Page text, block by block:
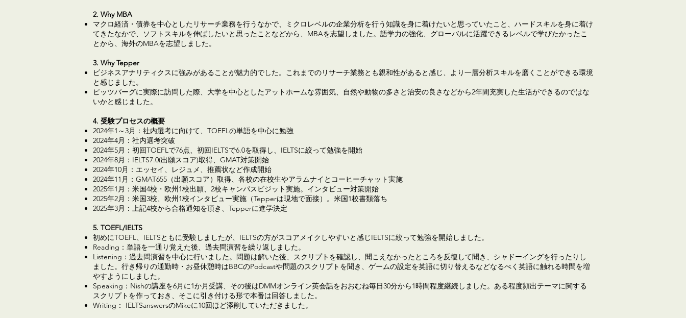
2. Why MBA
マクロ経済・債券を中心としたリサーチ業務を行うなかで、ミクロレベルの企業分析を行う知識を身に着けたいと思っていたこと、ハードスキルを身に着け
てきたなかで、ソフトスキルを伸ばしたいと思ったことなどから、MBAを志望しました。語学力の強化、グローバルに活躍できるレベルで学びたかったこ
とから、海外のMBAを志望しました。
3. Why Tepper
ビジネスアナリティクスに強みがあることが魅力的でした。これまでのリサーチ業務とも親和性があると感じ、より一層分析スキルを磨くことができる環境
と感じました。
ピッツバーグに実際に訪問した際、大学を中心としたアットホームな雰囲気、自然や動物の多さと治安の良さなどから2年間充実した生活ができるのではな
いかと感じました。
4. 受験プロセスの概要
2024年1～3月：社内選考に向けて、TOEFLの単語を中心に勉強
2024年4月：社内選考突破
2024年5月：初回TOEFLで76点、初回IELTSで6.0を取得し、IELTSに絞って勉強を開始
2024年8月：IELTS7.0(出願スコア)取得、GMAT対策開始
2024年10月：エッセイ、レジュメ、推薦状など作成開始
2024年11月：GMAT655（出願スコア）取得、各校の在校生やアラムナイとコーヒーチャット実施
2025年1月：米国4校・欧州1校出願、2校キャンパスビジット実施。インタビュー対策開始
2025年2月：米国3校、欧州1校インタビュー実施（Tepperは現地で面接）。米国1校書類落ち
2025年3月：上記4校から合格通知を頂き、Tepperに進学決定
5. TOEFL/IELTS
初めにTOEFL、IELTSともに受験しましたが、IELTSの方がスコアメイクしやすいと感じIELTSに絞って勉強を開始しました。
Reading：単語を一通り覚えた後、過去問演習を繰り返しました。
Listening：過去問演習を中心に行いました。問題は解いた後、スクリプトを確認し、聞こえなかったところを反復して聞き、シャドーイングを行ったりし
ました。行き帰りの通勤時・お昼休憩時はBBCのPodcastや問題のスクリプトを聞き、ゲームの設定を英語に切り替えるなどなるべく英語に触れる時間を増
やすようにしました。
Speaking：Nishの講座を6月に1か月受講、その後はDMMオンライン英会話をおおむね毎日30分から1時間程度継続しました。ある程度頻出テーマに関する
スクリプトを作っておき、そこに引き付ける形で本番は回答しました。
Writing： IELTSanswersのMikeに10回ほど添削していただきました。